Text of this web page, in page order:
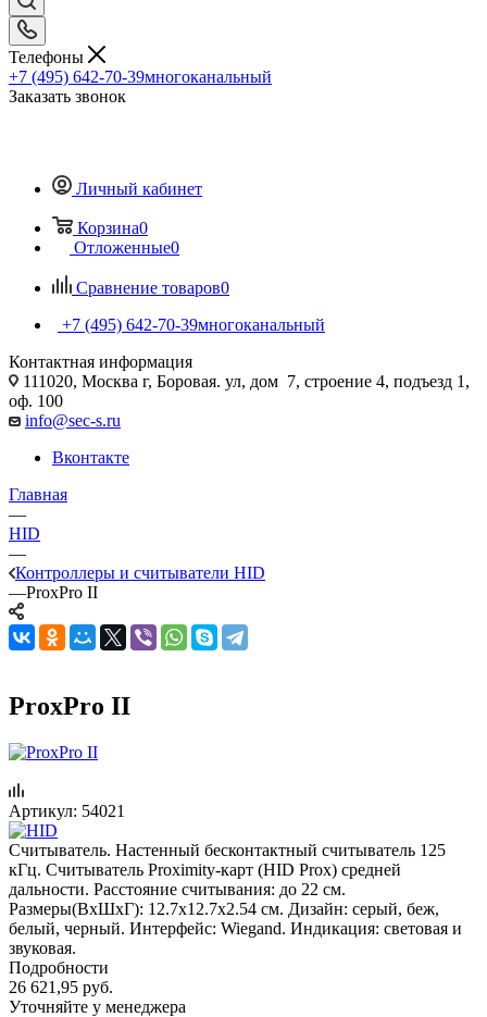
Телефоны
+7 (495) 642-70-39многоканальный
Заказать звонок
Личный кабинет
Корзина0
Отложенные0
Сравнение товаров0
+7 (495) 642-70-39многоканальный
Контактная информация
111020, Москва г, Боровая. ул, дом 7, строение 4, подъезд 1,
оф. 100
info@sec-s.ru
Вконтакте
Главная
—
HID
—
Контроллеры и считыватели HID
—ProxPro II
ProxPro II
Артикул: 54021
Cчитыватель. Настенный бесконтактный считыватель 125
кГц. Считыватель Proximity-карт (HID Prox) средней
дальности. Расстояние считывания: до 22 см.
Размеры(ВхШхГ): 12.7x12.7x2.54 см. Дизайн: серый, беж,
белый, черный. Интерфейс: Wiegand. Индикация: световая и
звуковая.
Подробности
26 621,95 руб.
Уточняйте у менеджера